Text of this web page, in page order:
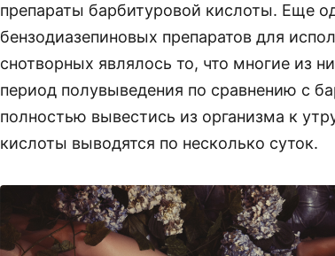
препараты барбитуровой кислоты. Еще
бензодиазепиновых препаратов для
снотворных являлось то, что многие из
период полувыведения по сравнению с
полностью вывестись из организма к
кислоты выводятся по несколько суток.